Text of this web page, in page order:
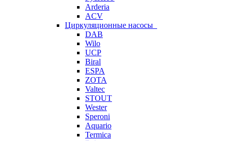
Arderia
ACV
Циркуляционные насосы
DAB
Wilo
UCP
Biral
ESPA
ZOTA
Valtec
STOUT
Wester
Speroni
Aquario
Termica